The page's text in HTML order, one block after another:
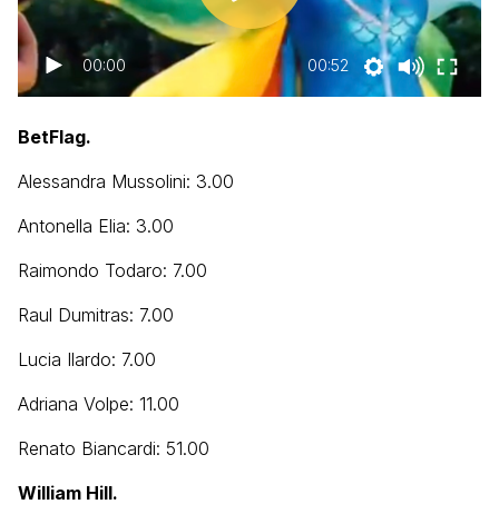
00:00 00:52
BetFlag.
Alessandra Mussolini: 3.00
Antonella Elia: 3.00
Raimondo Todaro: 7.00
Raul Dumitras: 7.00
Lucia Ilardo: 7.00
Adriana Volpe: 11.00
Renato Biancardi: 51.00
William Hill.